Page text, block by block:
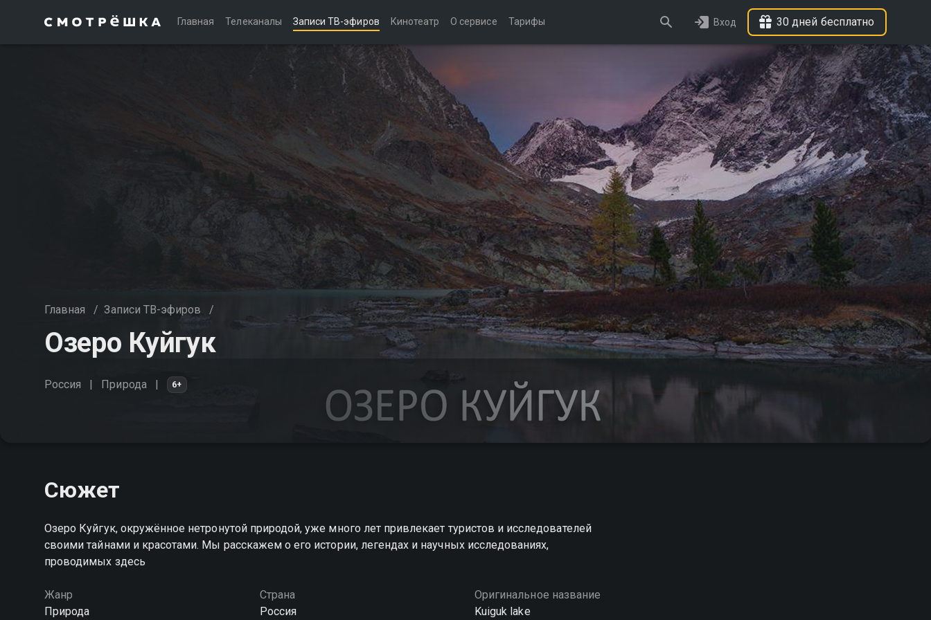
Главная Телеканалы Записи ТВ-эфиров Кинотеатр О сервисе Тарифы Вход 30 дней бесплатно
Главная / Записи ТВ-эфиров /
Озеро Куйгук
Россия Природа 6+
Сюжет
Озеро Куйгук, окружённое нетронутой природой, уже много лет привлекает туристов и исследователей
своими тайнами и красотами. Мы расскажем о его истории, легендах и научных исследованиях,
проводимых здесь
Жанр
Природа
Страна
Россия
Оригинальное название
Kuiguk lake